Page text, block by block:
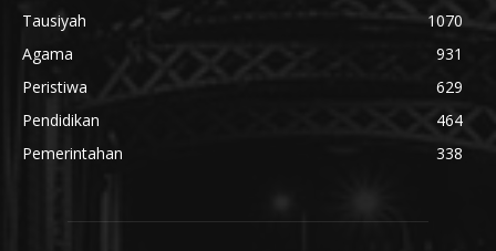
Tausiyah
1070
Agama
931
Peristiwa
629
Pendidikan
464
Pemerintahan
338